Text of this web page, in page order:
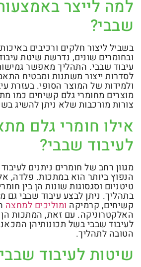
למה לייצר
שבבי?
בשביל ליצור חלקים ורכיבים
ובחומרים שונים, נדרשת שיטת
עיבוד שבבי. התהליך מאפשר
לסדרות ייצור משתנות ומבטיח
ולמידות של המוצר הסופי. בעזרת
מוצרים מחומרי גלם קשיחים כמו
צורות מורכבות שלא ניתן להשיג
אילו חומרי גלם
לעיבוד שבבי?
מגוון רחב של חומרים ניתנים
הנפוץ ביותר הוא במתכות. פלדה,
טיטניום וסגסוגות שונות הן בין
בתהליך. ניתן לבצע עיבוד שבבי גם
קשיחים, קרמיקה ומוליכים למחצה
האלקטרוניקה. עם זאת, המתכות
לעיבוד שבבי בשל תכונותיהן
הטובה לתהליך.
שיטות לעיבוד שבבי